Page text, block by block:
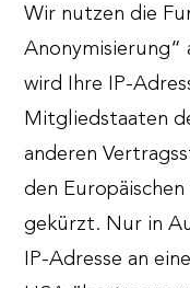
Wir nutzen die
Anonymisierung“
wird Ihre IP-
Mitgliedstaaten
anderen
den
gekürzt. Nur in
IP-Adresse an